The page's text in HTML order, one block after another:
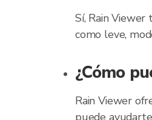
Sí, Rain Viewer
como leve,
¿Cómo
Rain Viewer
puede